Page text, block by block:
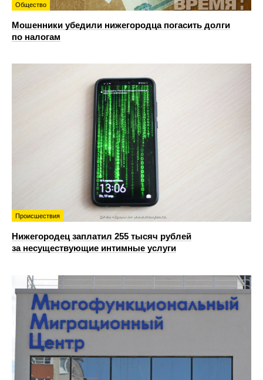
Общество
Мошенники убедили нижегородца погасить долги
по налогам
Происшествия
Нижегородец заплатил 255 тысяч рублей
за несуществующие интимные услуги